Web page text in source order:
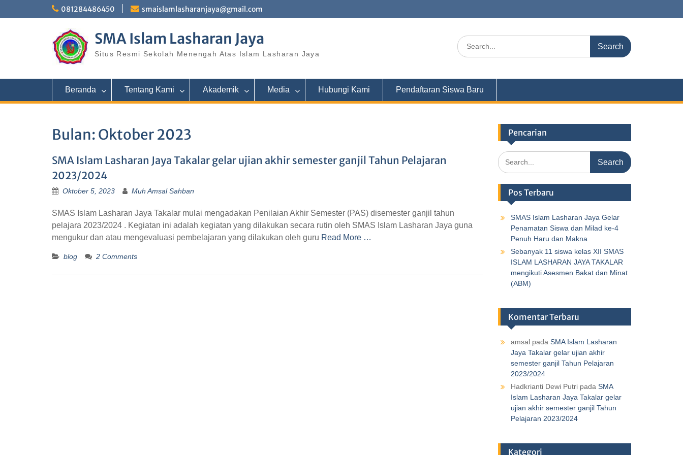
081284486450 smaislamlasharanjaya@gmail.com
SMA Islam Lasharan Jaya
Situs Resmi Sekolah Menengah Atas Islam Lasharan Jaya
Beranda Tentang Kami Akademik Media Hubungi Kami Pendaftaran Siswa Baru
Bulan:Oktober 2023
SMA Islam Lasharan Jaya Takalar gelar ujian akhir semester ganjil Tahun Pelajaran
2023/2024
Oktober 5, 2023 Muh Amsal Sahban
SMAS Islam Lasharan Jaya Takalar mulai mengadakan Penilaian Akhir Semester (PAS) disemester ganjil tahun
pelajara 2023/2024 . Kegiatan ini adalah kegiatan yang dilakukan secara rutin oleh SMAS Islam Lasharan Jaya guna
mengukur dan atau mengevaluasi pembelajaran yang dilakukan oleh guru Read More …
blog 2 Comments
Pencarian
Pos Terbaru
SMAS Islam Lasharan Jaya Gelar
Penamatan Siswa dan Milad ke-4
Penuh Haru dan Makna
Sebanyak 11 siswa kelas XII SMAS
ISLAM LASHARAN JAYA TAKALAR
mengikuti Asesmen Bakat dan Minat
(ABM)
Komentar Terbaru
amsalpada SMA Islam Lasharan
Jaya Takalar gelar ujian akhir
semester ganjil Tahun Pelajaran
2023/2024
Hadkrianti Dewi Putripada SMA
Islam Lasharan Jaya Takalar gelar
ujian akhir semester ganjil Tahun
Pelajaran 2023/2024
Kategori